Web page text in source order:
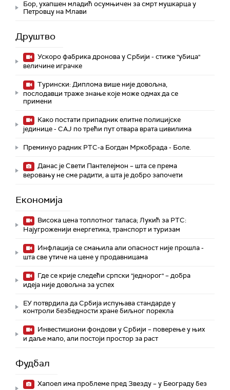
Бор, ухапшен младић осумњичен за смрт мушкарца у
Петровцу на Млави
Друштво
Ускоро фабрика дронова у Србији - стиже "убица"
величине играчке
Турински: Диплома више није довољна,
послодавци траже знање које може одмах да се
примени
Како постати припадник елитне полицијске
јединице - СAJ по трећи пут отвара врата цивилима
Преминуо радник РТС-а Богдан Мркобрада - Боле.
Данас је Свети Пантелејмон – шта се према
веровању не сме радити, а шта је добро започети
Економија
Висока цена топлотног таласа; Лукић за РТС:
Најугроженији енергетика, транспорт и туризам
Инфлација се смањила али опасност није прошла -
шта све утиче на цене у продавницама
Где се крије следећи српски "једнорог" – добра
идеја није довољна за успех
ЕУ потврдила да Србија испуњава стандарде у
контроли безбедности хране биљног порекла
Инвестициони фондови у Србији – поверење у њих
и даље мало, али постоји простор за раст
Фудбал
Хапоел има проблеме пред Звезду – у Београду без